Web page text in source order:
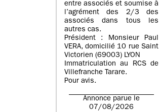
entre associés et soumise à
l’agrément des 2/3 des
associés dans tous les
autres cas.
Président : Monsieur Paul
VERA, domicilié 10 rue Saint
Victorien (69003) LYON
Immatriculation au RCS de
Villefranche Tarare.
Pour avis.
Annonce parue le
07/08/2026